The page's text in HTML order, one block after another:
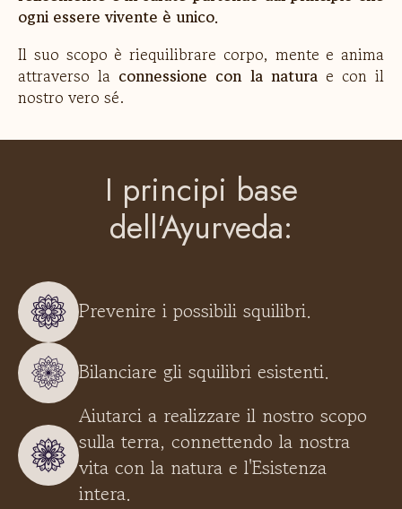
ogni essere vivente è unico.
Il suo scopo è riequilibrare corpo, mente e anima
attraverso la connessione con la naturae con il
nostro vero sé.
I principi base
dell'Ayurveda:
Prevenire i possibili squilibri.
Bilanciare gli squilibri esistenti.
Aiutarci a realizzare il nostro scopo
sulla terra, connettendo la nostra
vita con la natura e l'Esistenza
intera.